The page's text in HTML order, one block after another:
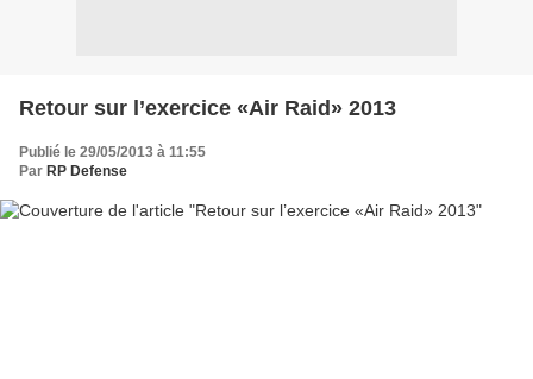
Retour sur l’exercice «Air Raid» 2013
Publié le 29/05/2013 à 11:55
Par RP Defense